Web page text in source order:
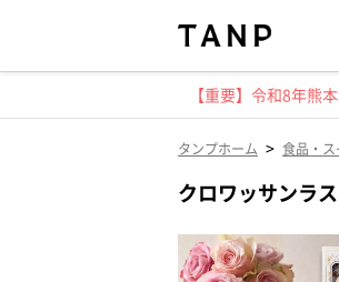
【重要】令和8年熊
タンプホーム > 食品・ス
クロワッサンラ